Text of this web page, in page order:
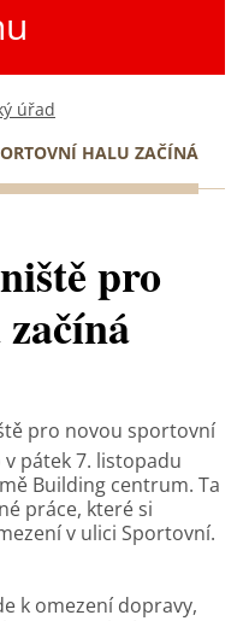
úřad
HALU ZAČÍNÁ
pro
pro novou sportovní
pátek 7. listopadu
Building centrum. Ta
práce, které si
v ulici Sportovní.
k omezení dopravy,